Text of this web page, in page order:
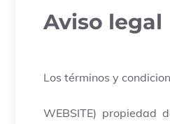
Aviso legal
Los términos y
WEBSITE) propiedad